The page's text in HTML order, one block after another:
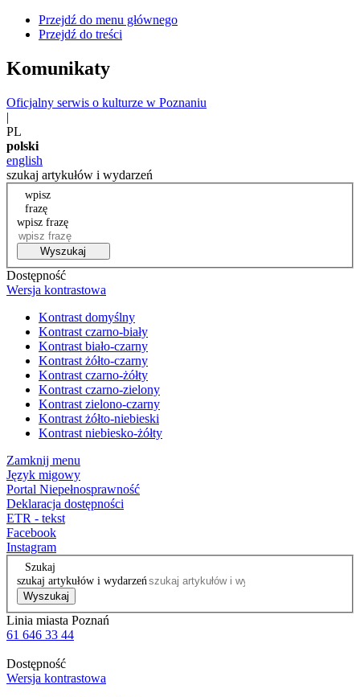
Przejdź do menu głównego
Przejdź do treści
Komunikaty
Oficjalny serwis o kulturze w Poznaniu
|
PL
polski
english
szukaj artykułów i wydarzeń
wpisz
frazę
wpisz frazę
Wyszukaj
Dostępność
Wersja kontrastowa
Kontrast domyślny
Kontrast czarno-biały
Kontrast biało-czarny
Kontrast żółto-czarny
Kontrast czarno-żółty
Kontrast czarno-zielony
Kontrast zielono-czarny
Kontrast żółto-niebieski
Kontrast niebiesko-żółty
Zamknij menu
Język migowy
Portal Niepełnosprawność
Deklaracja dostępności
ETR - tekst
Facebook
Instagram
Szukaj
szukaj artykułów i wydarzeń
Wyszukaj
Linia miasta Poznań
61 646 33 44
Dostępność
Wersja kontrastowa